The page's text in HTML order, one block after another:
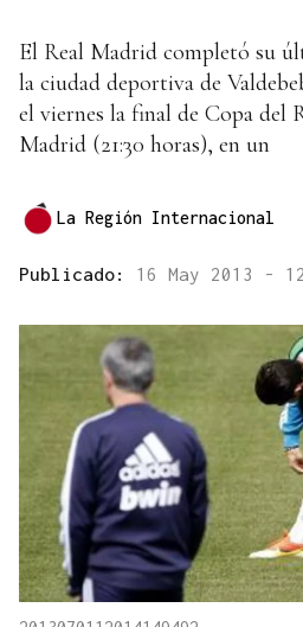
El Real Madrid completó su
la ciudad deportiva de
el viernes la final de Copa del
Madrid (21:30 horas), en un
La Región Internacional
Publicado: 16 May 2013 -